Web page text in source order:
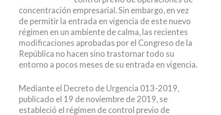
concentración empresarial. Sin embargo, en vez
de permitir la entrada en vigencia de este nuevo
régimen en un ambiente de calma, las recientes
modificaciones aprobadas por el Congreso de la
República no hacen sino trastornar todo su
entorno a pocos meses de su entrada en vigencia.
Mediante el Decreto de Urgencia 013-2019,
publicado el 19 de noviembre de 2019, se
estableció el régimen de control previo de